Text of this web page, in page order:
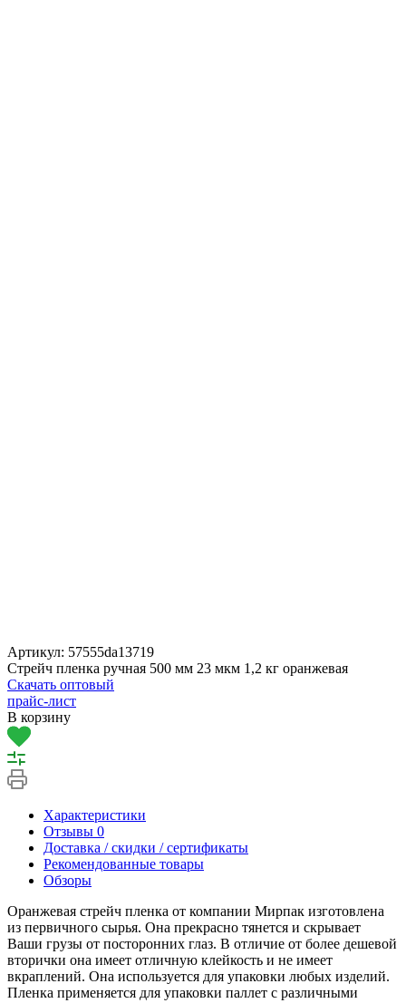
Артикул: 57555da13719
Стрейч пленка ручная 500 мм 23 мкм 1,2 кг оранжевая
Скачать оптовый
прайс-лист
В корзину
Характеристики
Отзывы 0
Доставка / скидки / сертификаты
Рекомендованные товары
Обзоры
Оранжевая стрейч пленка от компании Мирпак изготовлена
из первичного сырья. Она прекрасно тянется и скрывает
Ваши грузы от посторонних глаз. В отличие от более дешевой
вторички она имеет отличную клейкость и не имеет
вкраплений. Она используется для упаковки любых изделий.
Пленка применяется для упаковки паллет с различными